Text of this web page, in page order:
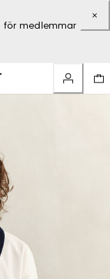
för medlemmar